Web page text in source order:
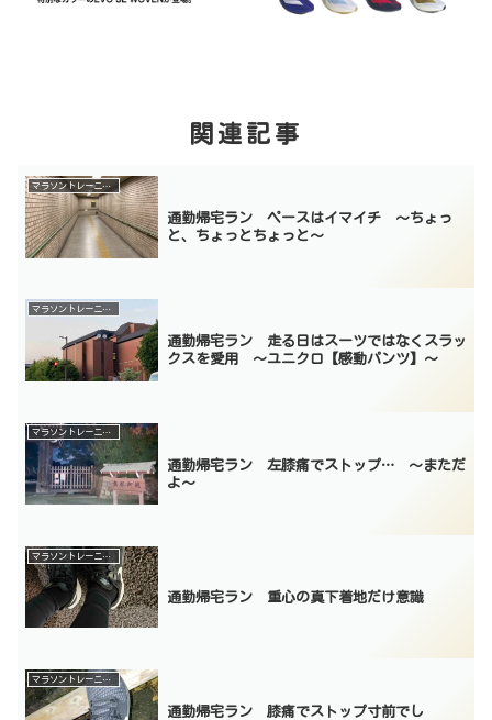
関連記事
マラソントレーニング
通勤帰宅ラン ペースはイマイチ 〜ちょっ
と、ちょっとちょっと〜
マラソントレーニング
通勤帰宅ラン 走る日はスーツではなくスラッ
クスを愛用 〜ユニクロ【感動パンツ】〜
マラソントレーニング
通勤帰宅ラン 左膝痛でストップ… 〜まただ
よ〜
マラソントレーニング
通勤帰宅ラン 重心の真下着地だけ意識
マラソントレーニング
通勤帰宅ラン 膝痛でストップ寸前でし